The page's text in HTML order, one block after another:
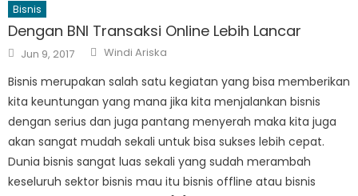
Bisnis
Dengan BNI Transaksi Online Lebih Lancar
Posted
on
Jun 9, 2017 Author
Windi Ariska
Bisnis merupakan salah satu kegiatan yang bisa memberikan
kita keuntungan yang mana jika kita menjalankan bisnis
dengan serius dan juga pantang menyerah maka kita juga
akan sangat mudah sekali untuk bisa sukses lebih cepat.
Dunia bisnis sangat luas sekali yang sudah merambah
keseluruh sektor bisnis mau itu bisnis offline atau bisnis